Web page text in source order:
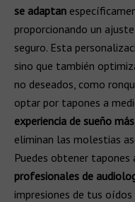
se adaptan
proporcionando un
seguro. Esta
sino que también
no deseados, como
optar por tapones a
experiencia de sueño
eliminan las molestias
Puedes obtener tapones
profesionales de
impresiones de tus